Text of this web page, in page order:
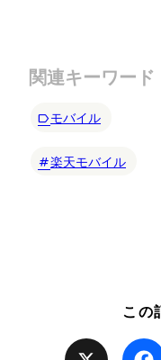
関連キーワード
モバイル
楽天モバイル
この